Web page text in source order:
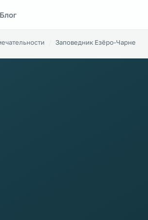
Блог
Заповедник Езёро-Чарне